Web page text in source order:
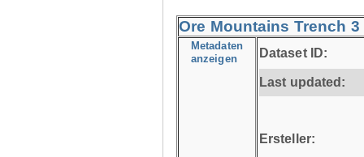
Ore Mountains Trench
Metadaten
anzeigen Dataset ID:
Last updated:
Ersteller: